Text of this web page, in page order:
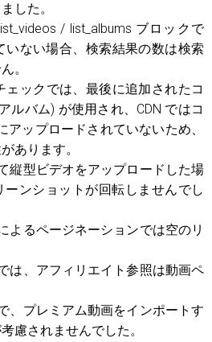
した。
/ list_albums ブロックで
いない場合、検索結果の数は検索
。
ェックでは、最後に追加されたコ
ルバム) が使用され、CDN ではコ
アップロードされていないため、
あります。
縦型ビデオをアップロードした場
ンショットが回転しませんでし
よるページネーションでは空のリ
は、アフィリエイト参照は動画ペ
、プレミアム動画をインポートす
慮されませんでした。